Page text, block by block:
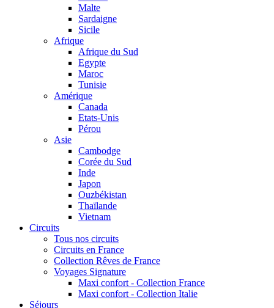
Malte
Sardaigne
Sicile
Afrique
Afrique du Sud
Egypte
Maroc
Tunisie
Amérique
Canada
Etats-Unis
Pérou
Asie
Cambodge
Corée du Sud
Inde
Japon
Ouzbékistan
Thaïlande
Vietnam
Circuits
Tous nos circuits
Circuits en France
Collection Rêves de France
Voyages Signature
Maxi confort - Collection France
Maxi confort - Collection Italie
Séjours